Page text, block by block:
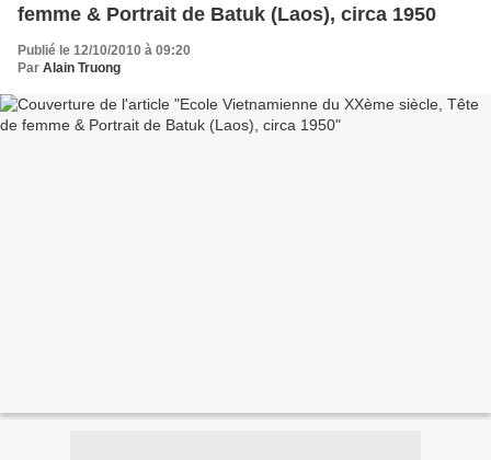
femme & Portrait de Batuk (Laos), circa 1950
Publié le 12/10/2010 à 09:20
Par Alain Truong